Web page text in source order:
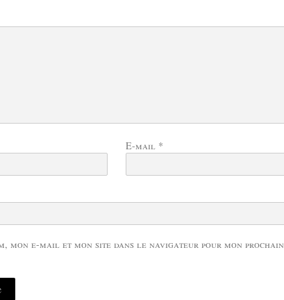
E-mail *
mon e-mail et mon site dans le navigateur pour mon prochain